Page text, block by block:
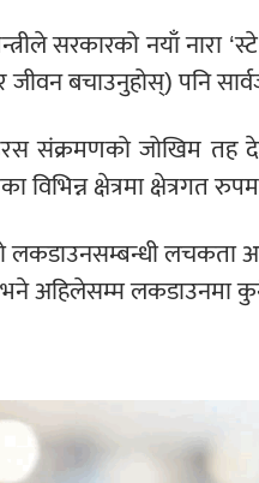
सरकारको नयाँ नारा
जीवन बचाउनुहोस्) पनि
संक्रमणको जोखिम
विभिन्न क्षेत्रमा क्षेत्रगत
लकडाउनसम्बन्धी लचकता
अहिलेसम्म लकडाउनमा कुनै